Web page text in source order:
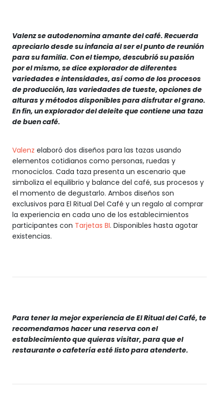
Valenz se autodenomina amante del café. Recuerda
apreciarlo desde su infancia al ser el punto de reunión
para su familia. Con el tiempo, descubrió su pasión
por el mismo, se dice explorador de diferentes
variedades e intensidades, así como de los procesos
de producción, las variedades de tueste, opciones de
alturas y métodos disponibles para disfrutar el grano.
En fin, un explorador del deleite que contiene una taza
de buen café.
Valenz elaboró dos diseños para las tazas usando
elementos cotidianos como personas, ruedas y
monociclos. Cada taza presenta un escenario que
simboliza el equilibrio y balance del café, sus procesos y
el momento de degustarlo. Ambos diseños son
exclusivos para El Ritual Del Café y un regalo al comprar
la experiencia en cada uno de los establecimientos
participantes con Tarjetas BI. Disponibles hasta agotar
existencias.
Para tener la mejor experiencia de El Ritual del Café, te
recomendamos hacer una reserva con el
establecimiento que quieras visitar, para que el
restaurante o cafetería esté listo para atenderte.